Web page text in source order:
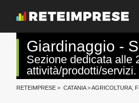
Giardinaggio -
Sezione dedicata alle
attività/prodotti/servizi.
RETEIMPRESE > CATANIA>AGRICOLTURA,